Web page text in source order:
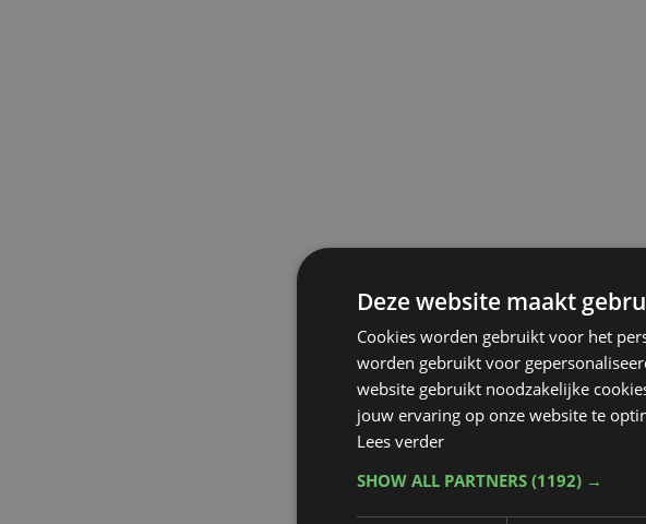
Deze website maakt
Cookies worden gebruikt voor het
worden gebruikt voor
website gebruikt noodzakelijke
jouw ervaring op onze website te
Lees verder
SHOW ALL PARTNERS (1192) →